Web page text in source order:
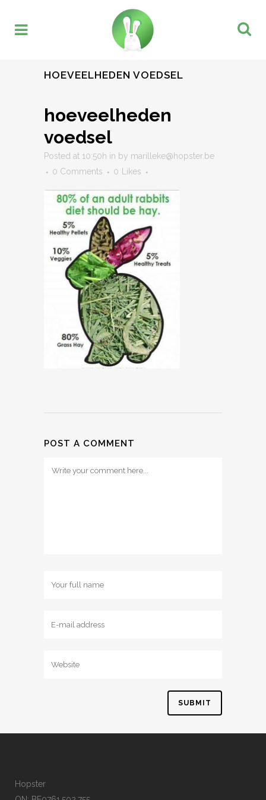
HOEVEELHEDEN VOEDSEL
hoeveelheden
voedsel
Posted at 10:50h in by marilleke@hopster.be
0 Comments
0 Likes
POST A COMMENT
Hopster